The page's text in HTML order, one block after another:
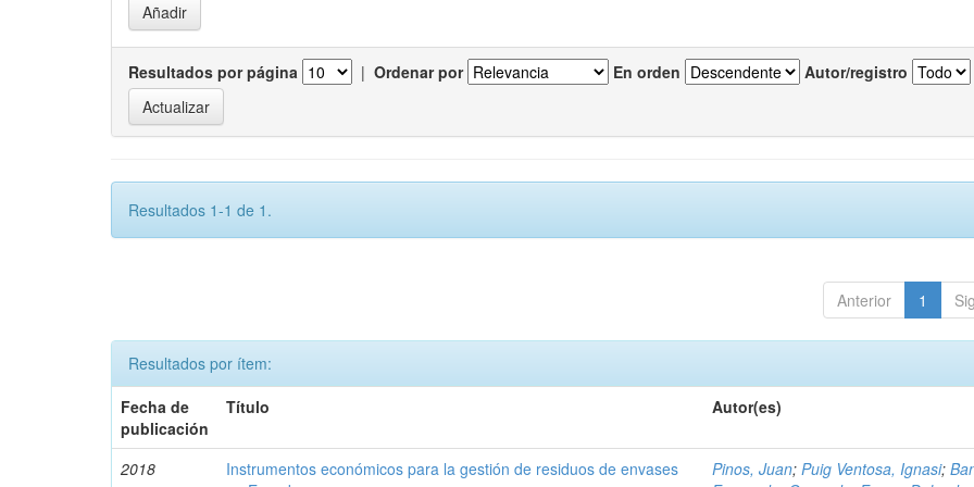
Resultados por página | Ordenar por En orden Autor/registro
Resultados 1-1 de 1.
Anterior 1
Resultados por ítem:
Fecha de
publicación
Título Autor(es)
2018
Instrumentos económicos para la gestión de residuos de envases
Pinos, Juan;Puig Ventosa, Ignasi;